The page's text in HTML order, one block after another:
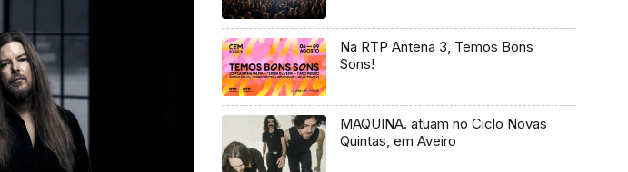
Na RTP Antena 3, Temos Bons
Sons!
MAQUINA. atuam no Ciclo Novas
Quintas, em Aveiro